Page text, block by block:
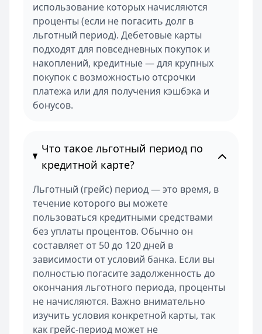
использование которых начисляются
проценты (если не погасить долг в
льготный период). Дебетовые карты
подходят для повседневных покупок и
накоплений, кредитные — для крупных
покупок с возможностью отсрочки
платежа или для получения кэшбэка и
бонусов.
Что такое льготный период по
кредитной карте?
Льготный (грейс) период — это время, в
течение которого вы можете
пользоваться кредитными средствами
без уплаты процентов. Обычно он
составляет от 50 до 120 дней в
зависимости от условий банка. Если вы
полностью погасите задолженность до
окончания льготного периода, проценты
не начисляются. Важно внимательно
изучить условия конкретной карты, так
как грейс-период может не